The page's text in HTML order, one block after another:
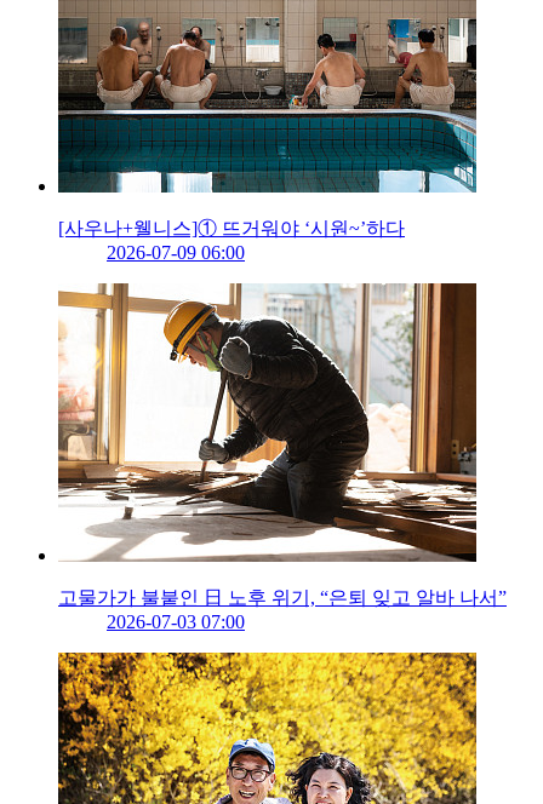
[사우나+웰니스]① 뜨거워야 ‘시원~’하다
2026-07-09 06:00
고물가가 불붙인 日 노후 위기, “은퇴 잊고 알바 나서”
2026-07-03 07:00